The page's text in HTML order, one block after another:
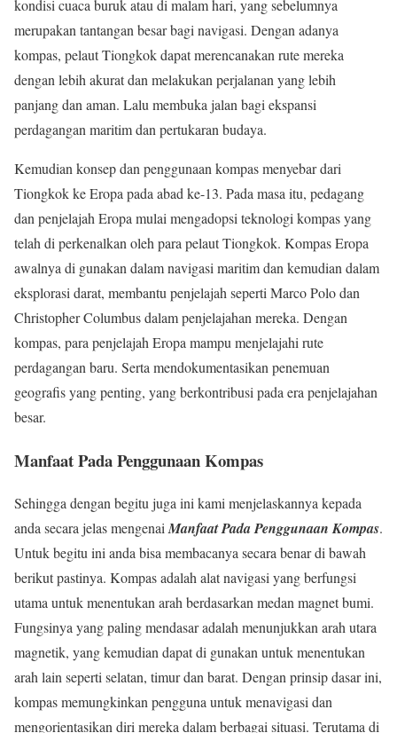
kondisi cuaca buruk atau di malam hari, yang sebelumnya
merupakan tantangan besar bagi navigasi. Dengan adanya
kompas, pelaut Tiongkok dapat merencanakan rute mereka
dengan lebih akurat dan melakukan perjalanan yang lebih
panjang dan aman. Lalu membuka jalan bagi ekspansi
perdagangan maritim dan pertukaran budaya.
Kemudian konsep dan penggunaan kompas menyebar dari
Tiongkok ke Eropa pada abad ke-13. Pada masa itu, pedagang
dan penjelajah Eropa mulai mengadopsi teknologi kompas yang
telah di perkenalkan oleh para pelaut Tiongkok. Kompas Eropa
awalnya di gunakan dalam navigasi maritim dan kemudian dalam
eksplorasi darat, membantu penjelajah seperti Marco Polo dan
Christopher Columbus dalam penjelajahan mereka. Dengan
kompas, para penjelajah Eropa mampu menjelajahi rute
perdagangan baru. Serta mendokumentasikan penemuan
geografis yang penting, yang berkontribusi pada era penjelajahan
besar.
Manfaat Pada Penggunaan Kompas
Sehingga dengan begitu juga ini kami menjelaskannya kepada
anda secara jelas mengenaiManfaat Pada Penggunaan Kompas.
Untuk begitu ini anda bisa membacanya secara benar di bawah
berikut pastinya. Kompas adalah alat navigasi yang berfungsi
utama untuk menentukan arah berdasarkan medan magnet bumi.
Fungsinya yang paling mendasar adalah menunjukkan arah utara
magnetik, yang kemudian dapat di gunakan untuk menentukan
arah lain seperti selatan, timur dan barat. Dengan prinsip dasar ini,
kompas memungkinkan pengguna untuk menavigasi dan
mengorientasikan diri mereka dalam berbagai situasi. Terutama di